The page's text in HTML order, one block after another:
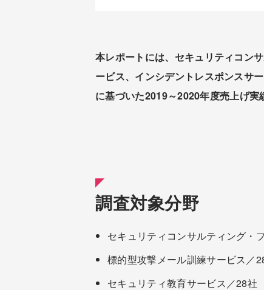
本レポートには、セキュリティコン
ービス、インシデントレスポンスサ
に基づいた2019～2020年度売上げ実
調査対象分野
セキュリティコンサルティング・
標的型攻撃メール訓練サービス／
セキュリティ教育サービス／28社